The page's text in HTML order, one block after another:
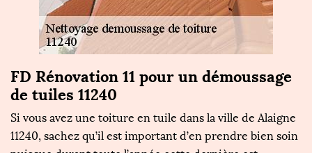
FD Rénovation 11 pour un démoussage
de tuiles 11240
Si vous avez une toiture en tuile dans la ville de Alaigne
11240, sachez qu’il est important d’en prendre bien soin